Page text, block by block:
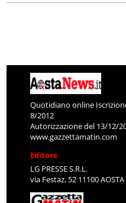
Quotidiano online
8/2012
Autorizzazione del 13/12/
www.gazzettamatin.com
Editore
LG PRESSE S.R.L.
via Festaz, 52 11100 AOSTA